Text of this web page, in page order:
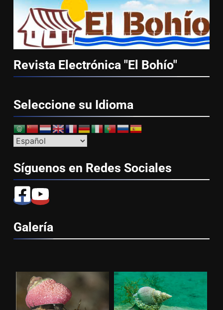
Revista Electrónica "El Bohío"
Seleccione su Idioma
Síguenos en Redes Sociales
Galería